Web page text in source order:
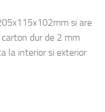
si are
dur de 2 mm
la interior si exterior